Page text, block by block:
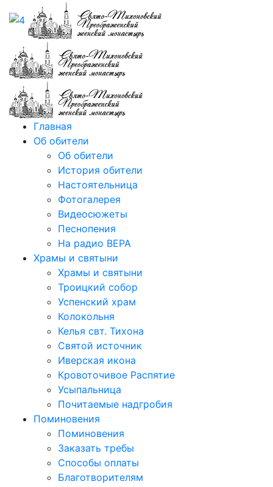
Главная
Об обители
Об обители
История обители
Настоятельница
Фотогалерея
Видеосюжеты
Песнопения
На радио ВЕРА
Храмы и святыни
Храмы и святыни
Троицкий собор
Успенский храм
Колокольня
Келья свт. Тихона
Святой источник
Иверская икона
Кровоточивое Распятие
Усыпальница
Почитаемые надгробия
Поминовения
Поминовения
Заказать требы
Способы оплаты
Благотворителям